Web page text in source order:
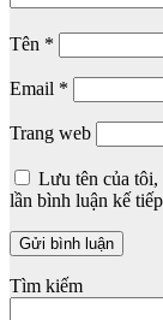
Tên *
Email *
Trang web
Lưu tên của tôi,
lần bình luận kế
Tìm kiếm